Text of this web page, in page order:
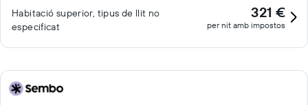
Habitació superior, tipus de llit no
especificat
321 €
per nit amb impostos